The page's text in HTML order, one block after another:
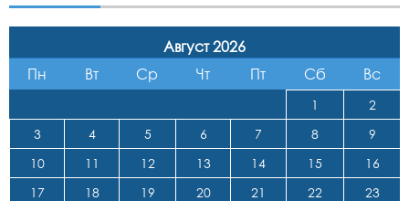
Август 2026
Пн
Вт Ср Чт Пт Сб Вс
1
2
3
4 5 6 7 8
9
10
11 12 13 14 15
16
17
18 19 20 21 22
23